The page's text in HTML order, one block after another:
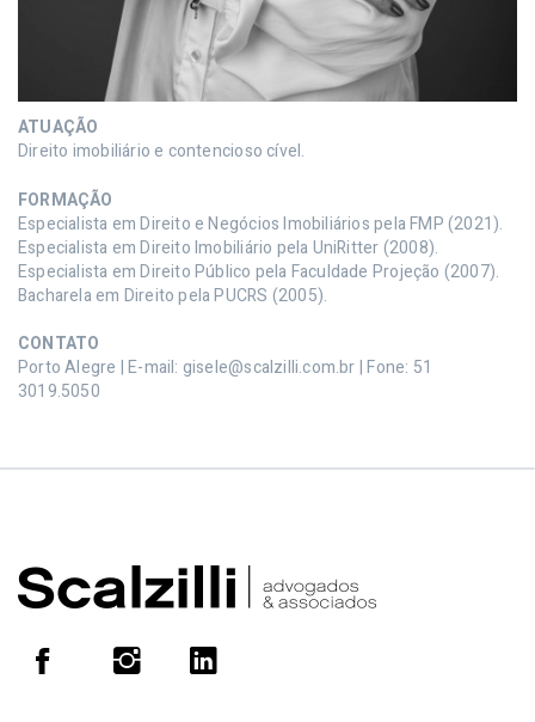
ATUAÇÃO
Direito imobiliário e contencioso cível.
FORMAÇÃO
Especialista em Direito e Negócios Imobiliários pela FMP (2021).
Especialista em Direito Imobiliário pela UniRitter (2008).
Especialista em Direito Público pela Faculdade Projeção (2007).
Bacharela em Direito pela PUCRS (2005).
CONTATO
Porto Alegre | E-mail: gisele@scalzilli.com.br | Fone: 51
3019.5050